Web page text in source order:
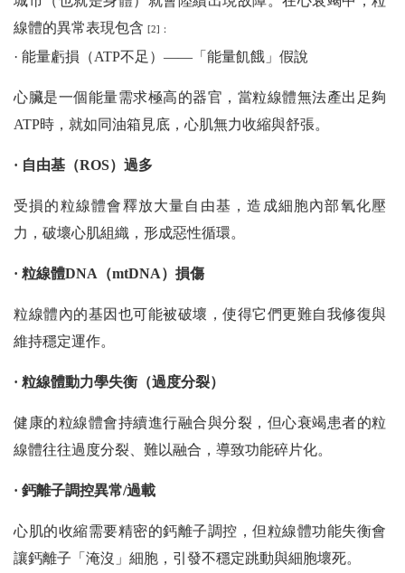
線體的異常表現包含 [2]：
· 能量虧損（ATP不足）——「能量飢餓」假說
心臟是一個能量需求極高的器官，當粒線體無法產出足夠
ATP時，就如同油箱見底，心肌無力收縮與舒張。
· 自由基（ROS）過多
受損的粒線體會釋放大量自由基，造成細胞內部氧化壓
力，破壞心肌組織，形成惡性循環。
· 粒線體DNA（mtDNA）損傷
粒線體內的基因也可能被破壞，使得它們更難自我修復與
維持穩定運作。
· 粒線體動力學失衡（過度分裂）
健康的粒線體會持續進行融合與分裂，但心衰竭患者的粒
線體往往過度分裂、難以融合，導致功能碎片化。
· 鈣離子調控異常/過載
心肌的收縮需要精密的鈣離子調控，但粒線體功能失衡會
讓鈣離子「淹沒」細胞，引發不穩定跳動與細胞壞死。